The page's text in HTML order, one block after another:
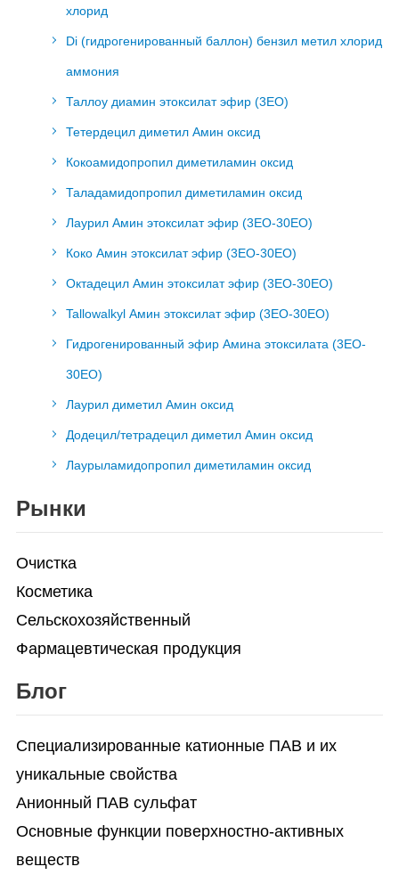
хлорид
Di (гидрогенированный баллон) бензил метил хлорид
аммония
Таллоу диамин этоксилат эфир (3EO)
Тетердецил диметил Амин оксид
Кокоамидопропил диметиламин оксид
Таладамидопропил диметиламин оксид
Лаурил Амин этоксилат эфир (3EO-30EO)
Коко Амин этоксилат эфир (3EO-30EO)
Октадецил Амин этоксилат эфир (3EO-30EO)
Tallowalkyl Амин этоксилат эфир (3EO-30EO)
Гидрогенированный эфир Амина этоксилата (3EO-
30EO)
Лаурил диметил Амин оксид
Додецил/тетрадецил диметил Амин оксид
Лаурыламидопропил диметиламин оксид
Рынки
Очистка
Косметика
Сельскохозяйственный
Фармацевтическая продукция
Блог
Специализированные катионные ПАВ и их
уникальные свойства
Анионный ПАВ сульфат
Основные функции поверхностно-активных
веществ